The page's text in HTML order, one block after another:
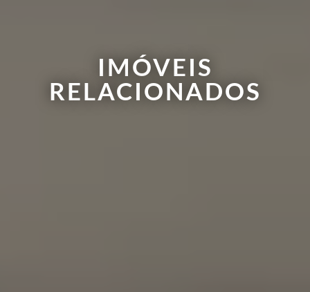
IMÓVEIS
RELACIONADOS